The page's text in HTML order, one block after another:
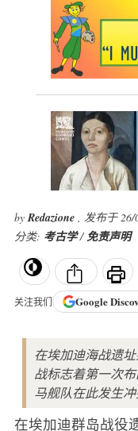
byRedazione , 发布于 26/
分类: 考古学/免责声明
关注我们 Google
在埃加迪海战遗
战标志着第一次
马舰队在此发生冲
在埃加迪群岛战役